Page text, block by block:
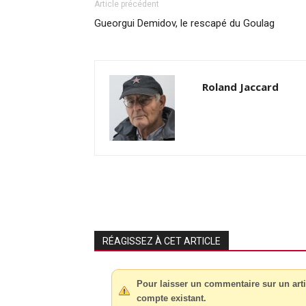
Article précédent
Gueorgui Demidov, le rescapé du Goulag
Roland Jaccard
RÉAGISSEZ À CET ARTICLE
Pour laisser un commentaire sur un
compte existant.